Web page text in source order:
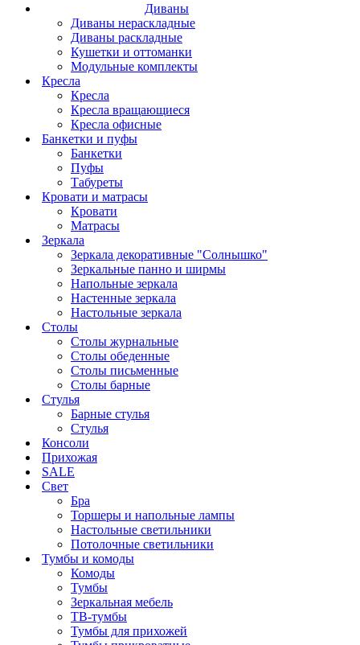
Диваны
Диваны нераскладные
Диваны раскладные
Кушетки и оттоманки
Модульные комплекты
Кресла
Кресла
Кресла вращающиеся
Кресла офисные
Банкетки и пуфы
Банкетки
Пуфы
Табуреты
Кровати и матрасы
Кровати
Матрасы
Зеркала
Зеркала декоративные "Солнышко"
Зеркальные панно и ширмы
Напольные зеркала
Настенные зеркала
Настольные зеркала
Столы
Столы журнальные
Столы обеденные
Столы письменные
Столы барные
Стулья
Барные стулья
Стулья
Консоли
Прихожая
SALE
Свет
Бра
Торшеры и напольные лампы
Настольные светильники
Потолочные светильники
Тумбы и комоды
Комоды
Тумбы
Зеркальная мебель
ТВ-тумбы
Тумбы для прихожей